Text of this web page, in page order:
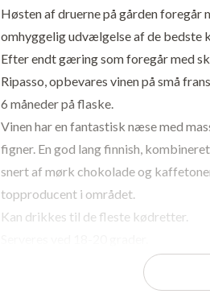
Høsten af druerne på gården foregår
omhyggelig udvælgelse af de bedste
Efter endt gæring som foregår med
Ripasso, opbevares vinen på små
6 måneder på flaske.
Vinen har en fantastisk næse med
figner. En god lang finnish,
snert af mørk chokolade og
topproducent i området.
Kan drikkes til de fleste kødretter.
: Corvina 60 %, Corvinone